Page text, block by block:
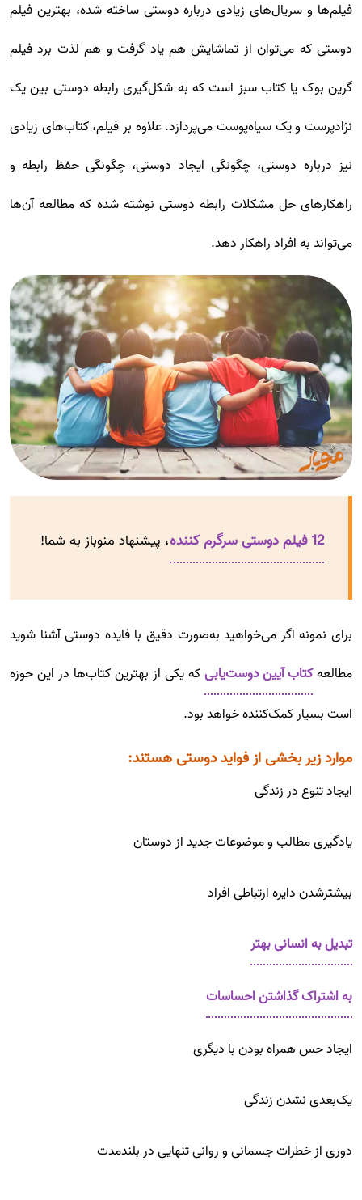
فیلم‌ها و سریال‌های زیادی درباره دوستی ساخته شده، بهترین فیلم
دوستی که می‌توان از تماشایش هم یاد گرفت و هم لذت برد فیلم
گرین بوک یا کتاب سبز است که به شکل‌گیری رابطه دوستی بین یک
نژادپرست و یک سیاه‌پوست می‌پردازد. علاوه بر فیلم، کتاب‌های زیادی
نیز درباره دوستی، چگونگی ایجاد دوستی، چگونگی حفظ رابطه و
راهکارهای حل مشکلات رابطه دوستی نوشته شده که مطالعه آن‌ها
می‌تواند به افراد راهکار دهد.
12 فیلم دوستی سرگرم کننده ، پیشنهاد منوباز به شما!
برای نمونه اگر می‌خواهید به‌صورت دقیق با فایده دوستی آشنا شوید
مطالعهکتاب آیین دوست‌یابیکه یکی از بهترین کتاب‌ها در این حوزه
است بسیار کمک‌کننده خواهد بود.
موارد زیر بخشی از فواید دوستی هستند:
ایجاد تنوع در زندگی
یادگیری مطالب و موضوعات جدید از دوستان
بیشترشدن دایره ارتباطی افراد
تبدیل به انسانی بهتر
به اشتراک گذاشتن احساسات
ایجاد حس همراه بودن با دیگری
یک‌بعدی نشدن زندگی
دوری از خطرات جسمانی و روانی تنهایی در بلندمدت